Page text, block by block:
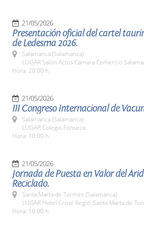
21/05/2026
Presentación oficial del cartel
de Ledesma 2026.
Salamanca (Salamanca)
LUGAR Salón Actos Cámara Comercio
Hora: 20:00 h.
21/05/2026
III Congreso Internacional de
Salamanca (Salamanca)
LUGAR Colegio Fonseca
Hora: 10:00 h.
21/05/2026
Jornada de Puesta en Valor del
Reciclado.
Santa Marta de Tormes (Salamanca)
LUGAR Hotel Crisol Regio. Santa Marta de
Hora: 10:00 h.